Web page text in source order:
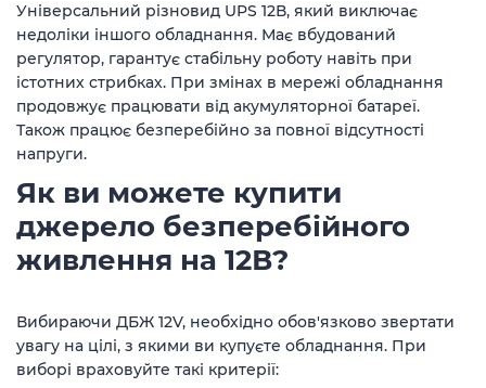
Універсальний різновид UPS 12В, який виключає
недоліки іншого обладнання. Має вбудований
регулятор, гарантує стабільну роботу навіть при
істотних стрибках. При змінах в мережі обладнання
продовжує працювати від акумуляторної батареї.
Також працює безперебійно за повної відсутності
напруги.
Як ви можете купити
джерело безперебійного
живлення на 12В?
Вибираючи ДБЖ 12V, необхідно обов'язково звертати
увагу на цілі, з якими ви купуєте обладнання. При
виборі враховуйте такі критерії: